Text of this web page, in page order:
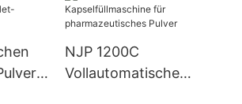
NJP 1200C
Vollautomatische